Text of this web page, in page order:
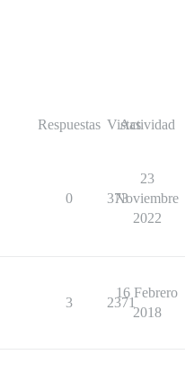
Respuestas Vistas
Actividad
0 373
23
Noviembre
2022
3 2371
16 Febrero
2018